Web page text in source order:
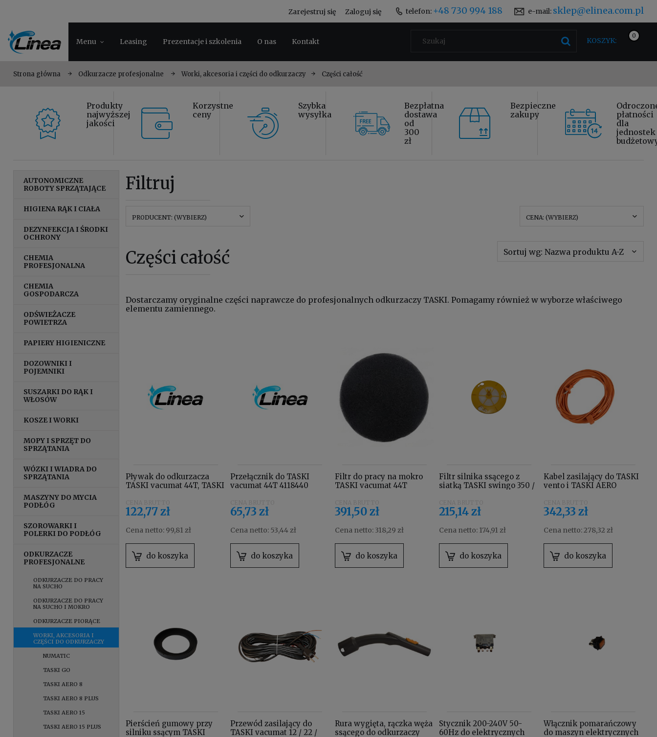
telefon: +48 730 994 188 e-mail: sklep@elinea.com.pl
Zarejestruj się Zaloguj się
Menu Leasing Prezentacje i szkolenia O nas Kontakt KOSZYK:
Strona główna Odkurzacze profesjonalne Worki, akcesoria i części do odkurzaczy Części całość
Produkty
najwyższej
jakości
Korzystne
ceny
Szybka
wysyłka
Bezpłatna
dostawa
od
300
zł
Bezpieczne
zakupy
płatności
dla
jednostek
AUTONOMICZNE
ROBOTY SPRZĄTAJĄCE
HIGIENA RĄK I CIAŁA
DEZYNFEKCJA I ŚRODKI
OCHRONY
CHEMIA
PROFESJONALNA
CHEMIA
GOSPODARCZA
ODŚWIEŻACZE
POWIETRZA
PAPIERY HIGIENICZNE
DOZOWNIKI I
POJEMNIKI
SUSZARKI DO RĄK I
WŁOSÓW
KOSZE I WORKI
MOPY I SPRZĘT DO
SPRZĄTANIA
WÓZKI I WIADRA DO
SPRZĄTANIA
MASZYNY DO MYCIA
PODŁÓG
SZOROWARKI I
POLERKI DO PODŁÓG
ODKURZACZE
PROFESJONALNE
ODKURZACZE DO PRACY
NA SUCHO
ODKURZACZE DO PRACY
NA SUCHO I MOKRO
ODKURZACZE PIORĄCE
WORKI, AKCESORIA I
CZĘŚCI DO ODKURZACZY
NUMATIC
TASKI GO
TASKI AERO 8
TASKI AERO 8 PLUS
TASKI AERO 15
TASKI AERO 15 PLUS
Filtruj
PRODUCENT: (WYBIERZ) CENA: (WYBIERZ)
Części całość Sortuj wg:Nazwa produktu A-Z
Dostarczamy oryginalne części naprawcze do profesjonalnych odkurzaczy TASKI. Pomagamy również w wyborze właściwego
elementu zamiennego.
Pływak do odkurzacza
TASKI vacumat 44T, TASKI
122,77 zł
Cena netto: 99,81 zł
do koszyka
Przełącznik do TASKI
vacumat 44T 4118440
65,73 zł
Cena netto: 53,44 zł
do koszyka
Filtr do pracy na mokro
TASKI vacumat 44T
391,50 zł
Cena netto: 318,29 zł
do koszyka
Filtr silnika ssącego z
siatką TASKI swingo 350 /
215,14 zł
Cena netto: 174,91 zł
do koszyka
Kabel zasilający do TASKI
vento i TASKI AERO
342,33 zł
Cena netto:278,32 zł
do koszyka
Pierścień gumowy przy
silniku ssącym TASKI
Przewód zasilający do
TASKI vacumat 12 / 22 /
Rura wygięta, rączka węża
ssącego do odkurzaczy
Stycznik 200-240V 50-
60Hz do elektrycznych
Włącznik pomarańczowy
do maszyn elektrycznych